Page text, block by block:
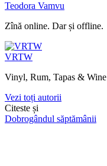
Teodora Vamvu
Zînă online. Dar și offline.
VRTW
Vinyl, Rum, Tapas & Wine
Vezi toți autorii
Citeste și
Dobrogândul săptămânii